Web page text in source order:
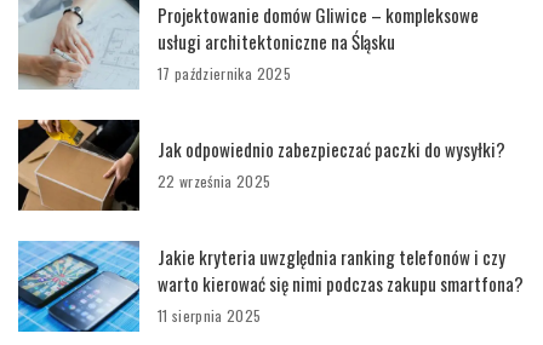
Projektowanie domów Gliwice – kompleksowe
usługi architektoniczne na Śląsku
17 października 2025
Jak odpowiednio zabezpieczać paczki do wysyłki?
22 września 2025
Jakie kryteria uwzględnia ranking telefonów i czy
warto kierować się nimi podczas zakupu smartfona?
11 sierpnia 2025